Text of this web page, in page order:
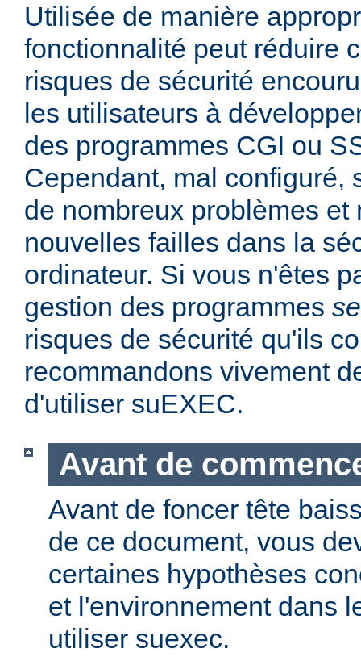
Utilisée de manière
fonctionnalité peut réduire
risques de sécurité
les utilisateurs à
des programmes CGI ou
Cependant, mal configuré,
de nombreux problèmes et
nouvelles failles dans la
ordinateur. Si vous n'êtes
gestion des programmes
risques de sécurité qu'ils
recommandons vivement
d'utiliser suEXEC.
Avant de
Avant de foncer tête
de ce document, vous
certaines hypothèses
et l'environnement dans
utiliser suexec.